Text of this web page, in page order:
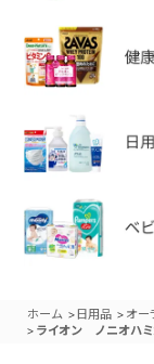
ホーム > 日用品 > オー
> ライオン ノニオハ